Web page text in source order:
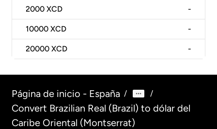
2000 XCD -
10000 XCD -
20000 XCD -
Página de inicio - España / /
Convert Brazilian Real (Brazil) to dólar del
Caribe Oriental (Montserrat)